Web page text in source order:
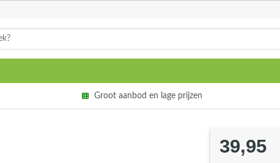
Groot aanbod en lage prijzen
39,95